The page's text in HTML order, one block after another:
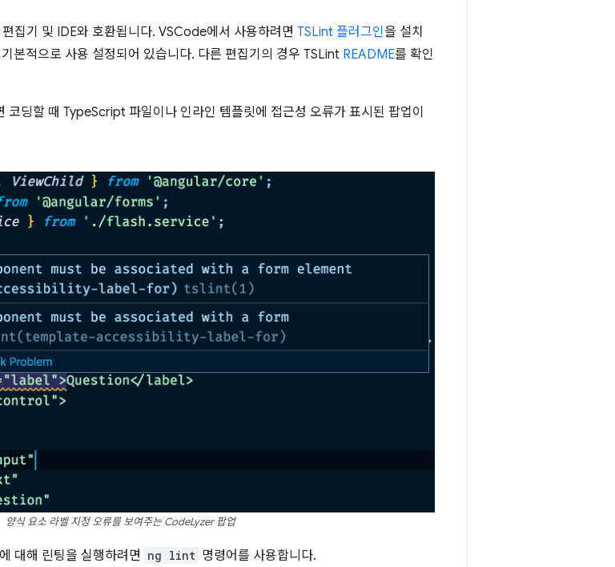
집기 및 IDE와 호환됩니다. VSCode에서 사용하려면 TSLint 플러그인을 설치
본적으로 사용 설정되어 있습니다. 다른 편집기의 경우 TSLint README를 확인
딩할 때 TypeScript 파일이나 인라인 템플릿에 접근성 오류가 표시된 팝업이
양식 요소 라벨 지정 오류를 보여주는 CodeLyzer 팝업
대해 린팅을 실행하려면 ng lint 명령어를 사용합니다.